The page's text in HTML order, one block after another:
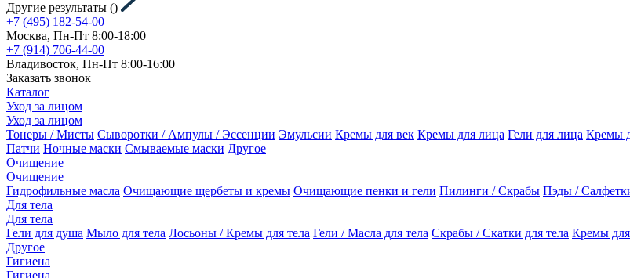
Другие результаты ()
+7 (495) 182-54-00
Москва, Пн-Пт 8:00-18:00
+7 (914) 706-44-00
Владивосток, Пн-Пт 8:00-16:00
Заказать звонок
Каталог
Уход за лицом
Уход за лицом
Тонеры / Мисты Сыворотки / Ампулы / Эссенции Эмульсии Кремы для век Кремы для лица Гели для лица Кремы
Патчи Ночные маски Смываемые маски Другое
Очищение
Очищение
Гидрофильные масла Очищающие щербеты и кремы Очищающие пенки и гели Пилинги / Скрабы Пэды /
Для тела
Для тела
Гели для душа Мыло для тела Лосьоны / Кремы для тела Гели / Масла для тела Скрабы / Скатки для тела Кремы
Другое
Гигиена
Гигиена